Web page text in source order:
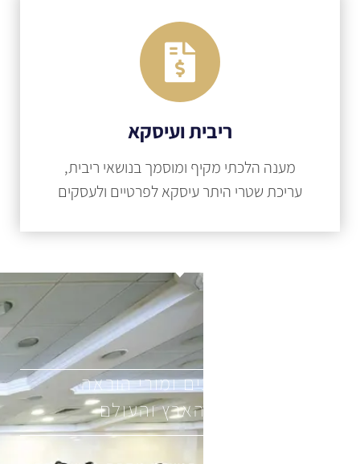
ריבית ועיסקא
מענה הלכתי מקיף ומוסמך בנושאי ריבית,
עריכת שטרי היתר עיסקא לפרטיים ולעסקים
מאות רבנים ומורי הוראה
ברחבי הארץ והעולם